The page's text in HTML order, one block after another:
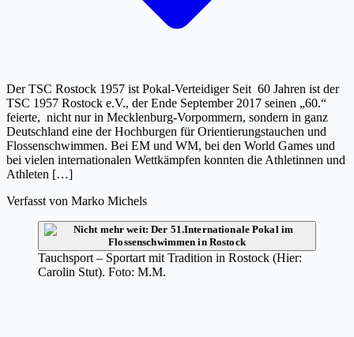
Der TSC Rostock 1957 ist Pokal-Verteidiger Seit 60 Jahren ist der
TSC 1957 Rostock e.V., der Ende September 2017 seinen „60.“
feierte, nicht nur in Mecklenburg-Vorpommern, sondern in ganz
Deutschland eine der Hochburgen für Orientierungstauchen und
Flossenschwimmen. Bei EM und WM, bei den World Games und
bei vielen internationalen Wettkämpfen konnten die Athletinnen und
Athleten […]
Verfasst von Marko Michels
Tauchsport – Sportart mit Tradition in Rostock (Hier:
Carolin Stut). Foto: M.M.